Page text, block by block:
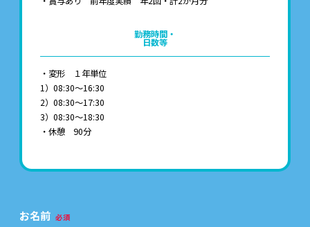
勤務時間・
日数等
・変形 １年単位
1）08:30～16:30
2）08:30～17:30
3）08:30～18:30
・休憩 90分
お名前 必須